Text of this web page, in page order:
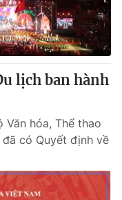
lịch ban hành
hóa, Thể thao
có Quyết định về